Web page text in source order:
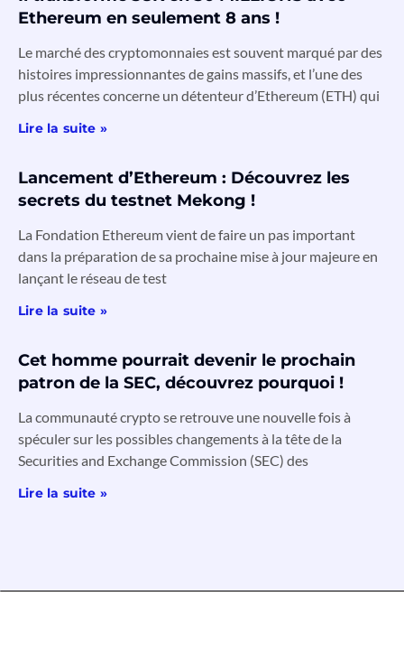
Ethereum en seulement 8 ans !
Le marché des cryptomonnaies est souvent marqué par des
histoires impressionnantes de gains massifs, et l’une des
plus récentes concerne un détenteur d’Ethereum (ETH) qui
Lire la suite »
Lancement d’Ethereum : Découvrez les
secrets du testnet Mekong !
La Fondation Ethereum vient de faire un pas important
dans la préparation de sa prochaine mise à jour majeure en
lançant le réseau de test
Lire la suite »
Cet homme pourrait devenir le prochain
patron de la SEC, découvrez pourquoi !
La communauté crypto se retrouve une nouvelle fois à
spéculer sur les possibles changements à la tête de la
Securities and Exchange Commission (SEC) des
Lire la suite »